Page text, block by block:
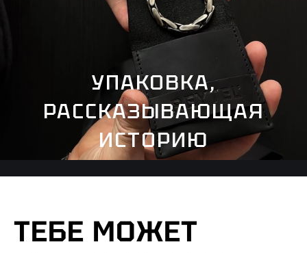
УПАКОВКА,
РАССКАЗЫВАЮЩАЯ
ИСТОРИЮ
ТЕБЕ МОЖЕТ